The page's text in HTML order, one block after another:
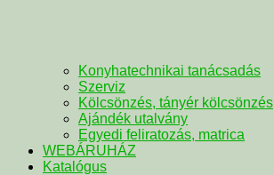
Konyhatechnikai tanácsadás
Szerviz
Kölcsönzés, tányér kölcsönzés
Ajándék utalvány
Egyedi feliratozás, matrica
WEBÁRUHÁZ
Katalógus